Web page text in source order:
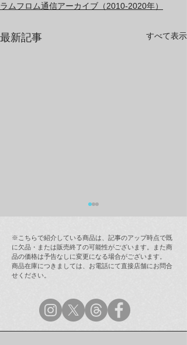
ラムフロム通信アーカイブ（2010-2020年）
最新記事 すべて表示
ラムフロム年末年始営業
のご案内
※こちらで紹介している商品は、記事のアップ時点で既
に欠品・または販売終了の可能性がございます。また商
品の価格は予告なしに変更になる場合がございます。
商品在庫につきましては、お電話にて直接店舗にお問合
せください。